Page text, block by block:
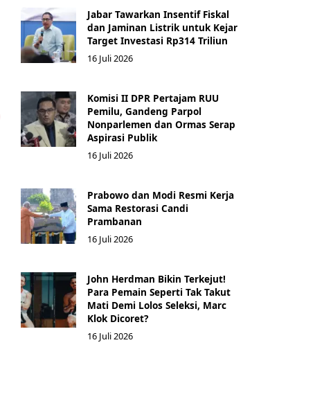
Jabar Tawarkan Insentif Fiskal
dan Jaminan Listrik untuk Kejar
Target Investasi Rp314 Triliun
16 Juli 2026
Komisi II DPR Pertajam RUU
Pemilu, Gandeng Parpol
Nonparlemen dan Ormas Serap
Aspirasi Publik
16 Juli 2026
Prabowo dan Modi Resmi Kerja
Sama Restorasi Candi
Prambanan
16 Juli 2026
John Herdman Bikin Terkejut!
Para Pemain Seperti Tak Takut
Mati Demi Lolos Seleksi, Marc
Klok Dicoret?
16 Juli 2026